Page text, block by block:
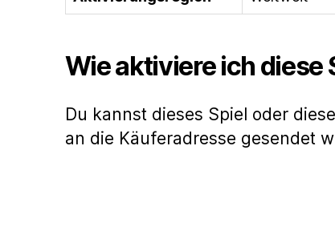
Wie aktiviere ich diese
Du kannst dieses Spiel oder
an die Käuferadresse gesendet